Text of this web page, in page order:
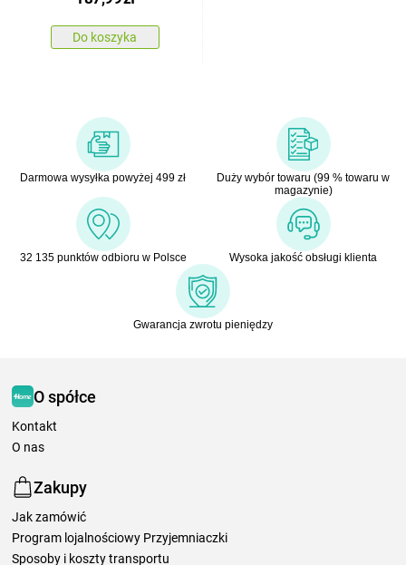
Do koszyka
Darmowa wysyłka powyżej 499 zł
Duży wybór towaru (99 % towaru w
magazynie)
32 135 punktów odbioru w Polsce Wysoka jakość obsługi klienta
Gwarancja zwrotu pieniędzy
O spółce
Kontakt
O nas
Zakupy
Jak zamówić
Program lojalnościowy Przyjemniaczki
Sposoby i koszty transportu